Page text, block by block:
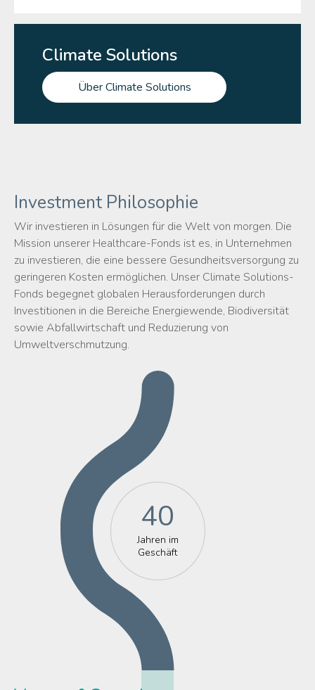
Climate Solutions
Über Climate Solutions
Investment Philosophie
Wir investieren in Lösungen für die Welt von morgen. Die
Mission unserer Healthcare-Fonds ist es, in Unternehmen
zu investieren, die eine bessere Gesundheitsversorgung zu
geringeren Kosten ermöglichen. Unser Climate Solutions-
Fonds begegnet globalen Herausforderungen durch
Investitionen in die Bereiche Energiewende, Biodiversität
sowie Abfallwirtschaft und Reduzierung von
Umweltverschmutzung.
40
Jahren im
Geschäft